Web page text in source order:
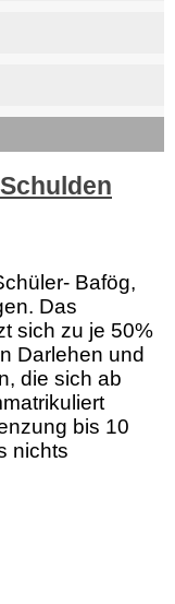
Bafög,
Das
sich zu je 50%
Darlehen und
die sich ab
bis 10
nichts